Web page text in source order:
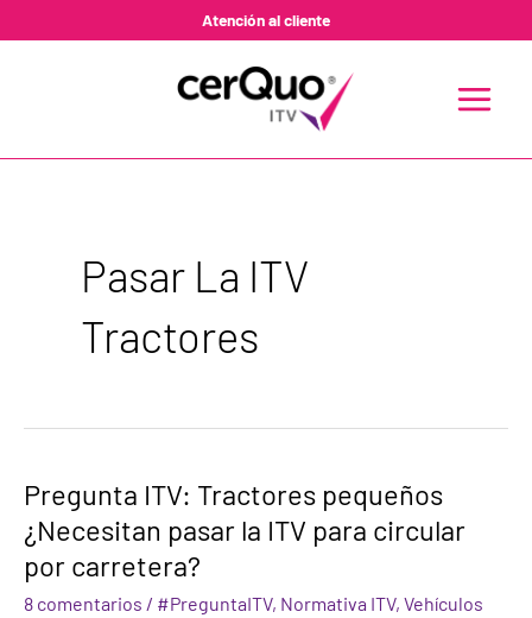
Atención al cliente
MENU
Pasar La ITV
Tractores
Pregunta ITV: Tractores pequeños
¿Necesitan pasar la ITV para circular
por carretera?
8 comentarios / #PreguntaITV, Normativa ITV, Vehículos
Pregunta
ITV:
Tractores
pequeños
¿Necesitan
pasar